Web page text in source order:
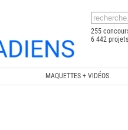
255
6 442 projets
MAQUETTES + VIDÉOS